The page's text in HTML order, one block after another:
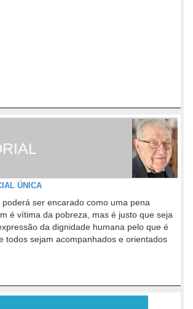
ÚNICA
ser encarado como uma pena
é vítima da pobreza, mas é justo que seja
da dignidade humana pelo que é
todos sejam acompanhados e orientados